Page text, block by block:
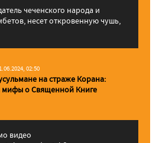
чеченского народа и
несет откровенную чушь,
02:50
на страже Корана:
мифы о Священной Книге
видео